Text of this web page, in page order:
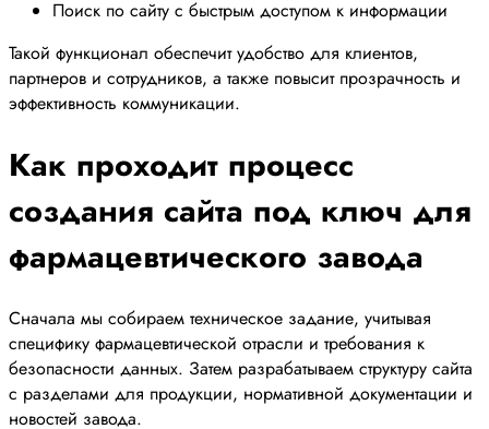
Поиск по сайту с быстрым доступом к информации
Такой функционал обеспечит удобство для клиентов,
партнеров и сотрудников, а также повысит прозрачность и
эффективность коммуникации.
Как проходит процесс
создания сайта под ключ для
фармацевтического завода
Сначала мы собираем техническое задание, учитывая
специфику фармацевтической отрасли и требования к
безопасности данных. Затем разрабатываем структуру сайта
с разделами для продукции, нормативной документации и
новостей завода.